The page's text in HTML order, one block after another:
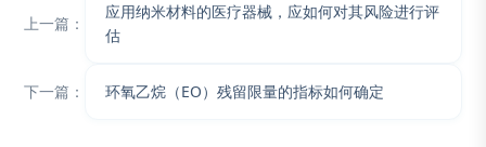
上一篇：
应用纳米材料的医疗器械，应如何对其风险进行评
估
下一篇： 环氧乙烷（EO）残留限量的指标如何确定